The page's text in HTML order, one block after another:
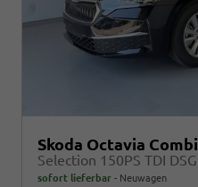
Skoda Octavia Combi
sofort lieferbar Neuwagen